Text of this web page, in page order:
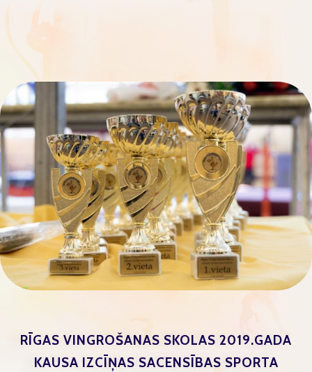
RĪGAS VINGROŠANAS SKOLAS 2019.GADA
KAUSA IZCĪŅAS SACENSĪBAS SPORTA